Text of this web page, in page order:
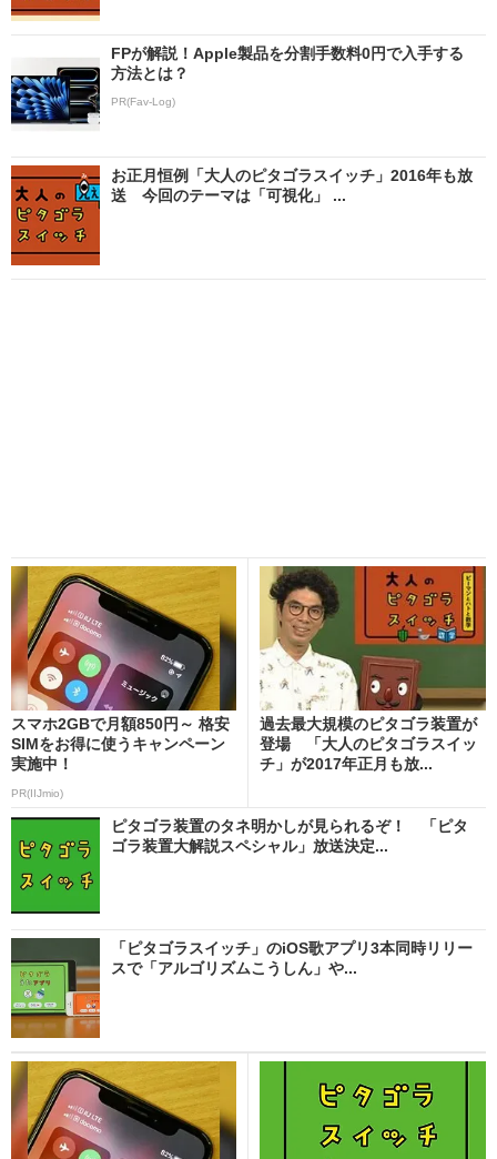
FPが解説！Apple製品を分割手数料0円で入手する
方法とは？
PR(Fav-Log)
お正月恒例「大人のピタゴラスイッチ」2016年も放
送 今回のテーマは「可視化」 ...
スマホ2GBで月額850円～ 格安
SIMをお得に使うキャンペーン
実施中！
PR(IIJmio)
過去最大規模のピタゴラ装置が
登場 「大人のピタゴラスイッ
チ」が2017年正月も放...
ピタゴラ装置のタネ明かしが見られるぞ！ 「ピタ
ゴラ装置大解説スペシャル」放送決定...
「ピタゴラスイッチ」のiOS歌アプリ3本同時リリー
スで「アルゴリズムこうしん」や...